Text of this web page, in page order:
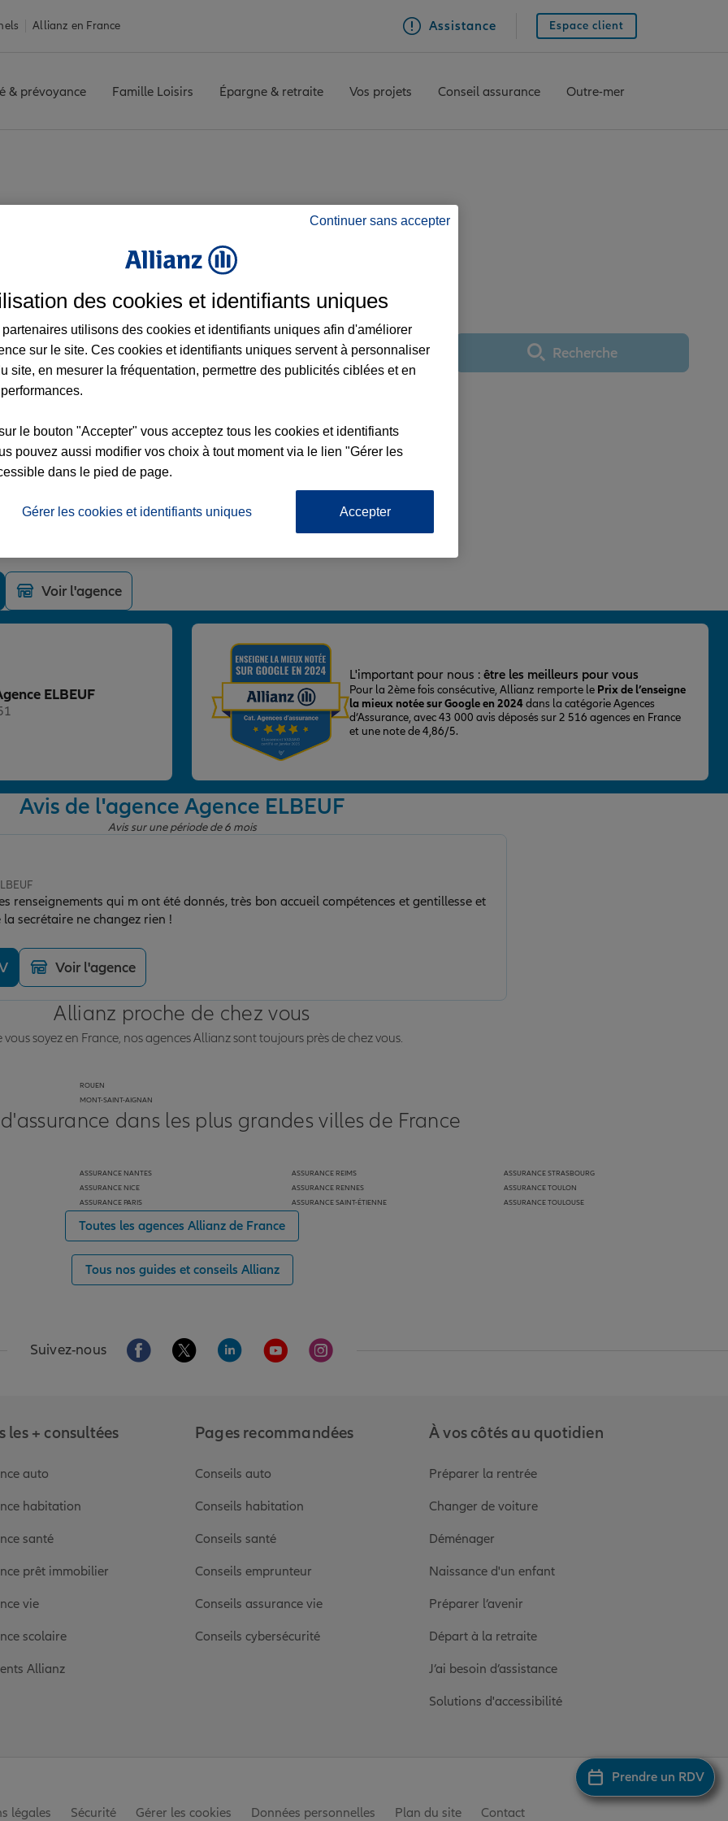
Allianz en France Assistance Espace client
& prévoyance Famille Loisirs Épargne & retraite Vos projets Conseil assurance Outre-mer
les avis de l'agence ELBEUF
Utiliser ma positionRecherche
LECLERC
Voir l'agence
Prendre un RDV
ELBEUF
L'important pour nous : être les meilleurs pour vous
Pour la 2ème fois consécutive, Allianz remporte le Prix de l’enseigne
la mieux notée sur Google en 2024dans la catégorie Agences
d’Assurance, avec 43 000 avis déposés sur 2 516 agences en France
et une note de 4,86/5.
Avis de l'agence Agence ELBEUF
Avis sur une période de 6 mois
renseignements qui m ont été donnés, très bon accueil compétences et gentillesse et
surtout disponibilité de la secrétaire ne changez rien !
Voir l'agence
Allianz proche de chez vous
vous soyez en France, nos agences Allianz sont toujours près de chez vous.
ROUEN
MONT-SAINT-AIGNAN
dans les plus grandes villes de France
ASSURANCE NANTES
ASSURANCE NICE
ASSURANCE PARIS
ASSURANCE REIMS
ASSURANCE RENNES
ASSURANCE SAINT-ÉTIENNE
ASSURANCE STRASBOURG
ASSURANCE TOULON
ASSURANCE TOULOUSE
Toutes les agences Allianz de France
Tous nos guides et conseils Allianz
Suivez-nous Aller sur la page Facebook de Allianz
Aller sur la page Twitter de Allianz
Aller sur la page Linkedin de Allianz
Aller sur la page Youtube de Allianz
Aller sur la page Instagram de Allianz
les + consultées
auto
habitation
santé
prêt immobilier
vie
scolaire
Allianz
Pages recommandées
Conseils auto
Conseils habitation
Conseils santé
Conseils emprunteur
Conseils assurance vie
Conseils cybersécurité
À vos côtés au quotidien
Préparer la rentrée
Changer de voiture
Déménager
Naissance d'un enfant
Préparer l’avenir
Départ à la retraite
J’ai besoin d’assistance
Solutions d'accessibilité
légales Sécurité Gérer les cookies Données personnelles Plan du site Contact
Continuer sans accepter
des cookies et identifiants uniques
partenaires utilisons des cookies et identifiants uniques afin d'améliorer
sur le site. Ces cookies et identifiants uniques servent à personnaliser
site, en mesurer la fréquentation, permettre des publicités ciblées et en
le bouton "Accepter" vous acceptez tous les cookies et identifiants
pouvez aussi modifier vos choix à tout moment via le lien "Gérer les
dans le pied de page.
Gérer les cookies et identifiants uniques Accepter